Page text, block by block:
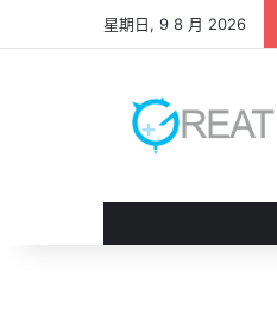
星期日, 9 8 月 2026